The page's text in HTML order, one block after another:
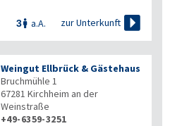
3 a.A. zur Unterkunft 
Weingut Ellbrück & Gästehaus
Bruchmühle 1
67281 Kirchheim an der
Weinstraße
+49-6359-3251